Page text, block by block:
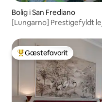
Bolig i San Frediano
[Lungarno] Prestigefyldt
Bedste gæstefavorit
Gæstefavorit